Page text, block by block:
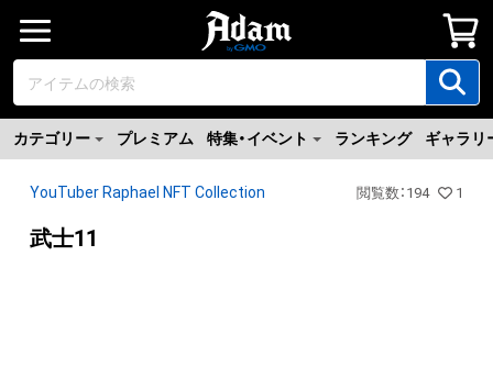
カテゴリー プレミアム 特集・イベント ランキング ギャラリ
YouTuber Raphael NFT Collection 閲覧数 ： 194 1
武士11